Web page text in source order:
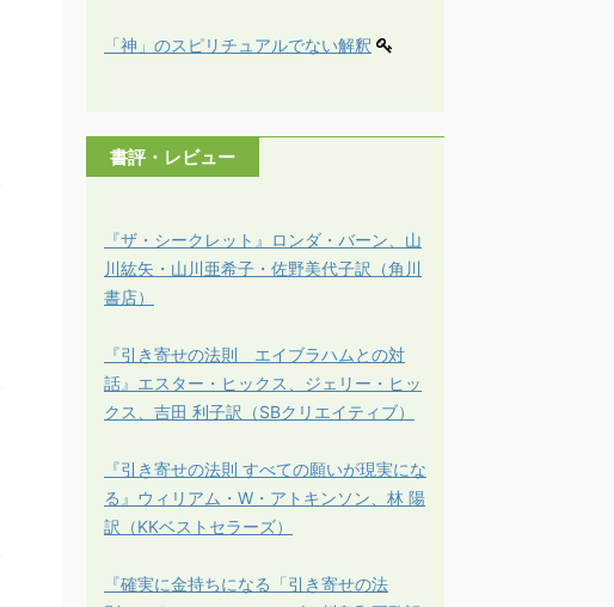
「神」のスピリチュアルでない解釈
書評・レビュー
『ザ・シークレット』ロンダ・バーン、山
川紘矢・山川亜希子・佐野美代子訳（角川
書店）
『引き寄せの法則 エイブラハムとの対
話』エスター・ヒックス、ジェリー・ヒッ
クス、吉田 利子訳（SBクリエイティブ）
『引き寄せの法則 すべての願いが現実にな
る』ウィリアム・W・アトキンソン、林 陽
訳（KKベストセラーズ）
『確実に金持ちになる「引き寄せの法